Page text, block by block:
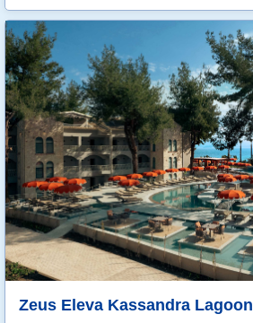
Zeus Eleva Kassandra Lagoon